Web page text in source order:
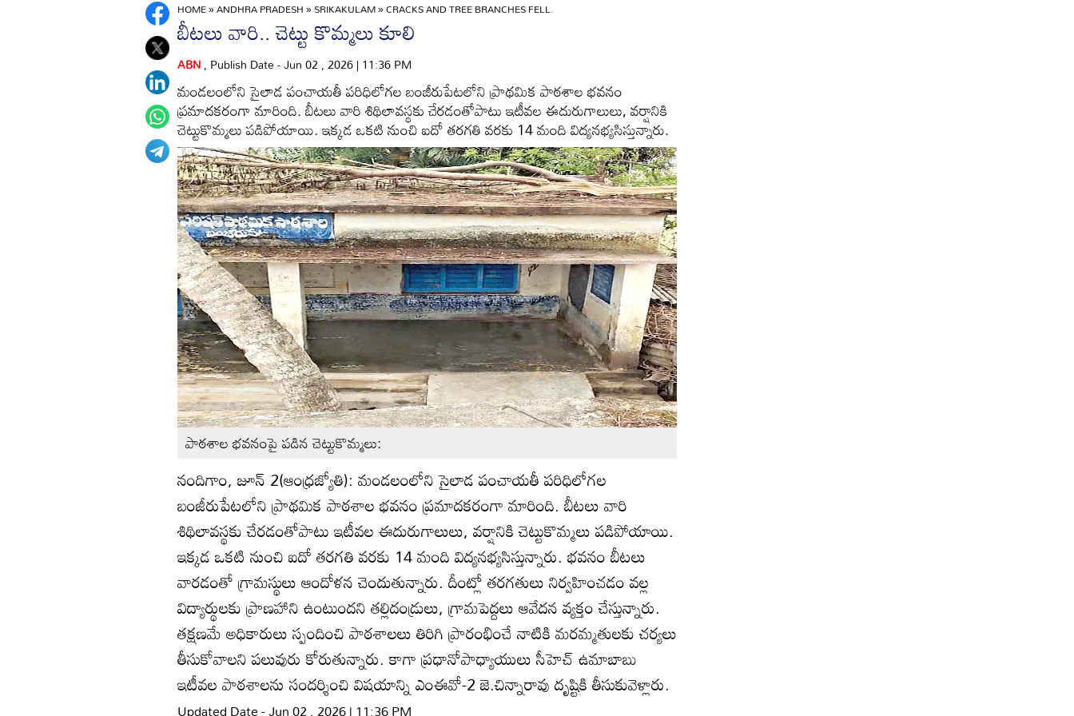
HOME»ANDHRA PRADESH»SRIKAKULAM»CRACKS AND TREE BRANCHES FELL.
బీటలు వారి.. చెట్టు కొమ్మలు కూలి
ABN, Publish Date - Jun 02 , 2026 | 11:36 PM
మండలంలోని సైలాడ పంచాయతీ పరిధిలోగల బంజీరుపేటలోని ప్రాథమిక పాఠశాల భవనం
ప్రమాదకరంగా మారింది. బీటలు వారి శిథిలావస్థకు చేరడంతోపాటు ఇటీవల ఈదురుగాలులు, వర్షానికి
చెట్టుకొమ్మలు పడిపోయాయి. ఇక్కడ ఒకటి నుంచి ఐదో తరగతి వరకు 14 మంది విద్యనభ్యసిస్తున్నారు.
పాఠశాల భవనంపై పడిన చెట్టుకొమ్మలు:
నందిగాం, జూన్‌ 2(ఆంధ్రజ్యోతి): మండలంలోని సైలాడ పంచాయతీ పరిధిలోగల
బంజీరుపేటలోని ప్రాథమిక పాఠశాల భవనం ప్రమాదకరంగా మారింది. బీటలు వారి
శిథిలావస్థకు చేరడంతోపాటు ఇటీవల ఈదురుగాలులు, వర్షానికి చెట్టుకొమ్మలు పడిపోయాయి.
ఇక్కడ ఒకటి నుంచి ఐదో తరగతి వరకు 14 మంది విద్యనభ్యసిస్తున్నారు. భవనం బీటలు
వారడంతో గ్రామస్థులు ఆందోళన చెందుతున్నారు. దీంట్లో తరగతులు నిర్వహించడం వల్ల
విద్యార్థులకు ప్రాణహాని ఉంటుందని తల్లిదండ్రులు, గ్రామపెద్దలు ఆవేదన వ్యక్తం చేస్తున్నారు.
తక్షణమే అధికారులు స్పందించి పాఠశాలలు తిరిగి ప్రారంభించే నాటికి మరమ్మతులకు చర్యలు
తీసుకోవాలని పలువురు కోరుతున్నారు. కాగా ప్రధానోపాధ్యాయులు సీహెచ్‌ ఉమాబాబు
ఇటీవల పాఠశాలను సందర్శించి విషయాన్ని ఎంఈవో-2 జె.చిన్నారావు దృష్టికి తీసుకువెళ్లారు.